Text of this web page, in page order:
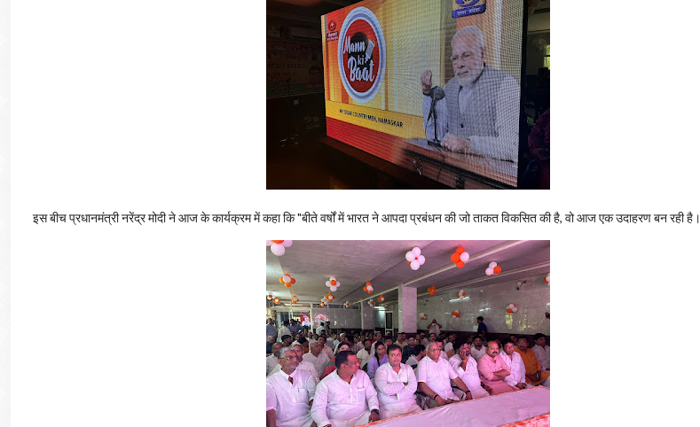
इस बीच प्रधानमंत्री नरेंद्र मोदी ने आज के कार्यक्रम में कहा कि "बीते वर्षों में भारत ने आपदा प्रबंधन की जो ताकत विकसित की है, वो आज एक उदाहरण बन रही है।